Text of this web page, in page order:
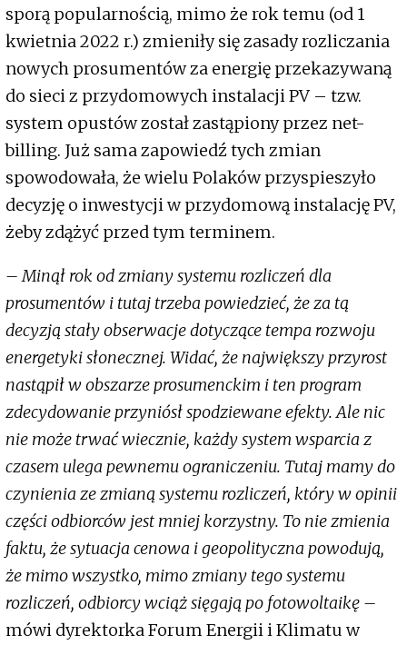
sporą popularnością, mimo że rok temu (od 1
kwietnia 2022 r.) zmieniły się zasady rozliczania
nowych prosumentów za energię przekazywaną
do sieci z przydomowych instalacji PV – tzw.
system opustów został zastąpiony przez net-
billing. Już sama zapowiedź tych zmian
spowodowała, że wielu Polaków przyspieszyło
decyzję o inwestycji w przydomową instalację PV,
żeby zdążyć przed tym terminem.
– Minął rok od zmiany systemu rozliczeń dla
prosumentów i tutaj trzeba powiedzieć, że za tą
decyzją stały obserwacje dotyczące tempa rozwoju
energetyki słonecznej. Widać, że największy przyrost
nastąpił w obszarze prosumenckim i ten program
zdecydowanie przyniósł spodziewane efekty. Ale nic
nie może trwać wiecznie, każdy system wsparcia z
czasem ulega pewnemu ograniczeniu. Tutaj mamy do
czynienia ze zmianą systemu rozliczeń, który w opinii
części odbiorców jest mniej korzystny. To nie zmienia
faktu, że sytuacja cenowa i geopolityczna powodują,
że mimo wszystko, mimo zmiany tego systemu
rozliczeń, odbiorcy wciąż sięgają po fotowoltaikę –
mówi dyrektorka Forum Energii i Klimatu w